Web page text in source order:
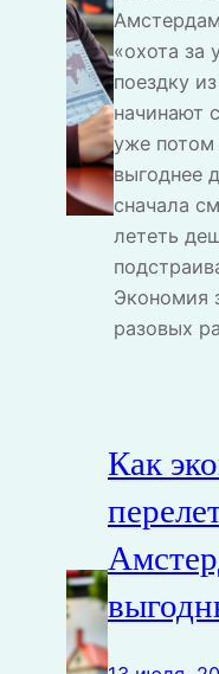
«охота за
поездку
начинают
уже потом
выгоднее
сначала
лететь
Экономия
разовых
Как